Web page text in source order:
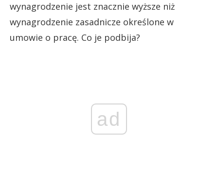
wynagrodzenie jest znacznie wyższe niż
wynagrodzenie zasadnicze określone w
umowie o pracę. Co je podbija?
ad